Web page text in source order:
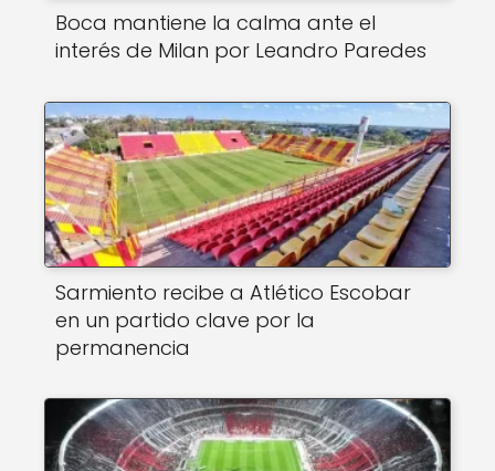
Boca mantiene la calma ante el
interés de Milan por Leandro Paredes
Sarmiento recibe a Atlético Escobar
en un partido clave por la
permanencia